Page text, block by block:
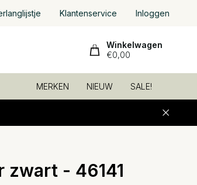
Klantenservice Inloggen
Winkelwagen
€0,00
MERKEN NIEUW SALE!
zwart - 46141